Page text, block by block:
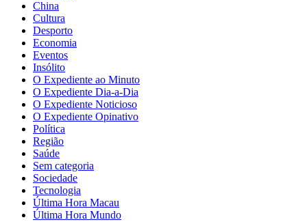
China
Cultura
Desporto
Economia
Eventos
Insólito
O Expediente ao Minuto
O Expediente Dia-a-Dia
O Expediente Noticioso
O Expediente Opinativo
Política
Região
Saúde
Sem categoria
Sociedade
Tecnologia
Última Hora Macau
Última Hora Mundo